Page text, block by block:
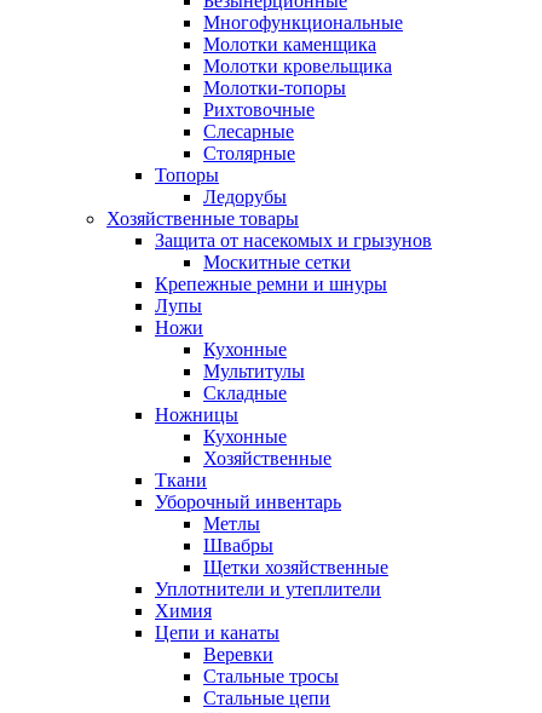
Многофункциональные
Молотки каменщика
Молотки кровельщика
Молотки-топоры
Рихтовочные
Слесарные
Столярные
Топоры
Ледорубы
Хозяйственные товары
Защита от насекомых и грызунов
Москитные сетки
Крепежные ремни и шнуры
Лупы
Ножи
Кухонные
Мультитулы
Складные
Ножницы
Кухонные
Хозяйственные
Ткани
Уборочный инвентарь
Метлы
Швабры
Щетки хозяйственные
Уплотнители и утеплители
Химия
Цепи и канаты
Веревки
Стальные тросы
Стальные цепи